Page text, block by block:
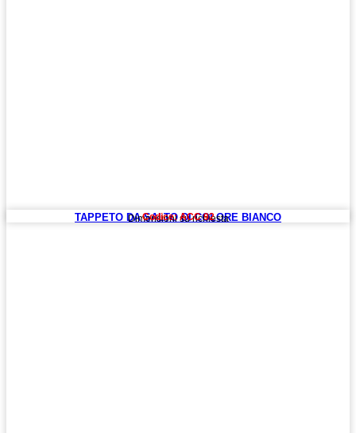
TAPPETO DA SALTO DI COLORE BIANCO
Dimensioni su richiesta
Codice: ACC 92